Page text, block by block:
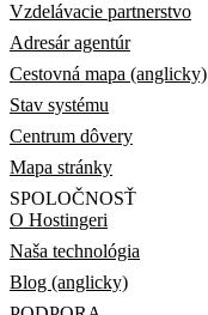
Vzdelávacie partnerstvo
Adresár agentúr
Cestovná mapa (anglicky)
Stav systému
Centrum dôvery
Mapa stránky
SPOLOČNOSŤ
O Hostingeri
Naša technológia
Blog (anglicky)